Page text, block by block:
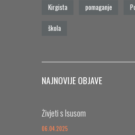
Kirgista pomaganje
škola
NAJNOVIJE OBJAVE
Živjeti s Isusom
06.04.2025